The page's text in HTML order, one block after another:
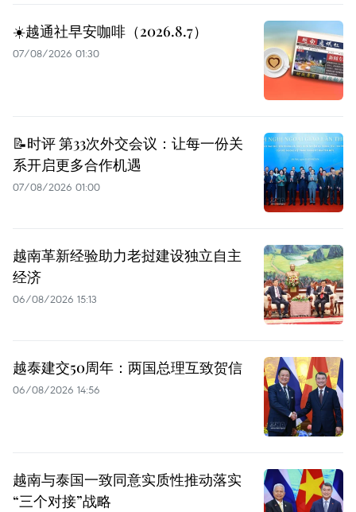
☀️越通社早安咖啡（2026.8.7）
07/08/2026 01:30
📝时评 第33次外交会议：让每一份关
系开启更多合作机遇
07/08/2026 01:00
越南革新经验助力老挝建设独立自主
经济
06/08/2026 15:13
越泰建交50周年：两国总理互致贺信
06/08/2026 14:56
越南与泰国一致同意实质性推动落实
“三个对接”战略